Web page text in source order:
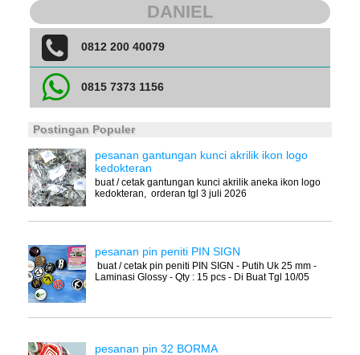
DANIEL
0812 200 40079
0815 7373 1156
Postingan Populer
pesanan gantungan kunci akrilik ikon logo
kedokteran
buat / cetak gantungan kunci akrilik aneka ikon logo
kedokteran, orderan tgl 3 juli 2026
pesanan pin peniti PIN SIGN
buat / cetak pin peniti PIN SIGN - Putih Uk 25 mm -
Laminasi Glossy - Qty : 15 pcs - Di Buat Tgl 10/05
pesanan pin 32 BORMA